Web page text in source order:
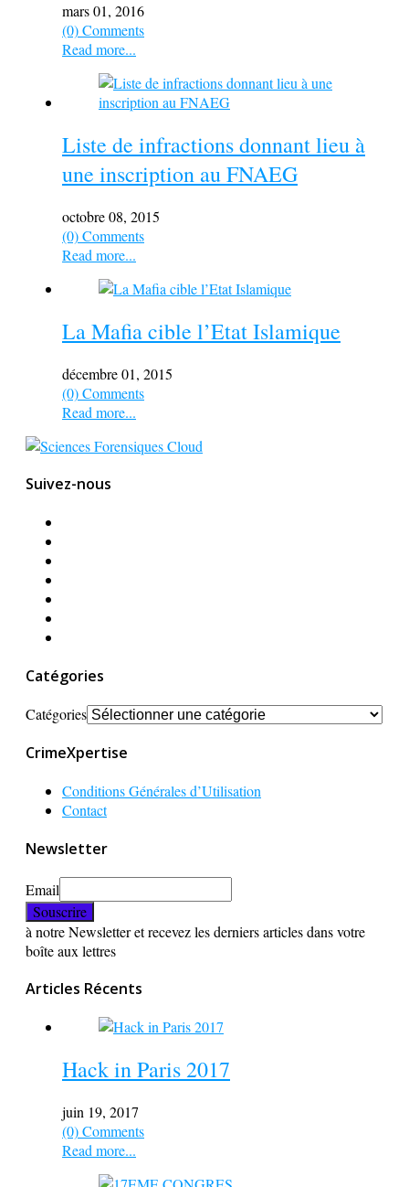
mars 01, 2016
(0) Comments
Read more...
Liste de infractions donnant lieu à
une inscription au FNAEG
octobre 08, 2015
(0) Comments
Read more...
La Mafia cible l’Etat Islamique
décembre 01, 2015
(0) Comments
Read more...
Suivez-nous
Catégories
Catégories
CrimeXpertise
Conditions Générales d’Utilisation
Contact
Newsletter
Email
à notre Newsletter et recevez les derniers articles dans votre
boîte aux lettres
Articles Récents
Hack in Paris 2017
juin 19, 2017
(0) Comments
Read more...